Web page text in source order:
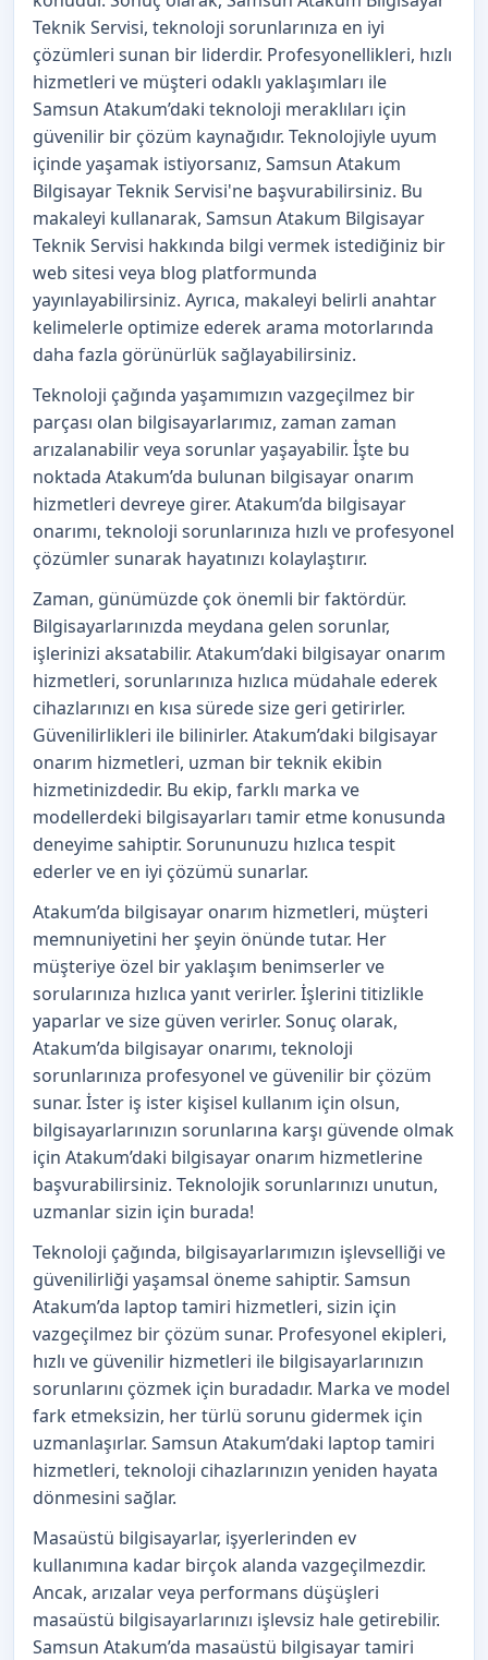
Teknik Servisi, teknoloji sorunlarınıza en iyi
çözümleri sunan bir liderdir. Profesyonellikleri, hızlı
hizmetleri ve müşteri odaklı yaklaşımları ile
Samsun Atakum’daki teknoloji meraklıları için
güvenilir bir çözüm kaynağıdır. Teknolojiyle uyum
içinde yaşamak istiyorsanız, Samsun Atakum
Bilgisayar Teknik Servisi'ne başvurabilirsiniz. Bu
makaleyi kullanarak, Samsun Atakum Bilgisayar
Teknik Servisi hakkında bilgi vermek istediğiniz bir
web sitesi veya blog platformunda
yayınlayabilirsiniz. Ayrıca, makaleyi belirli anahtar
kelimelerle optimize ederek arama motorlarında
daha fazla görünürlük sağlayabilirsiniz.
Teknoloji çağında yaşamımızın vazgeçilmez bir
parçası olan bilgisayarlarımız, zaman zaman
arızalanabilir veya sorunlar yaşayabilir. İşte bu
noktada Atakum’da bulunan bilgisayar onarım
hizmetleri devreye girer. Atakum’da bilgisayar
onarımı, teknoloji sorunlarınıza hızlı ve profesyonel
çözümler sunarak hayatınızı kolaylaştırır.
Zaman, günümüzde çok önemli bir faktördür.
Bilgisayarlarınızda meydana gelen sorunlar,
işlerinizi aksatabilir. Atakum’daki bilgisayar onarım
hizmetleri, sorunlarınıza hızlıca müdahale ederek
cihazlarınızı en kısa sürede size geri getirirler.
Güvenilirlikleri ile bilinirler. Atakum’daki bilgisayar
onarım hizmetleri, uzman bir teknik ekibin
hizmetinizdedir. Bu ekip, farklı marka ve
modellerdeki bilgisayarları tamir etme konusunda
deneyime sahiptir. Sorununuzu hızlıca tespit
ederler ve en iyi çözümü sunarlar.
Atakum’da bilgisayar onarım hizmetleri, müşteri
memnuniyetini her şeyin önünde tutar. Her
müşteriye özel bir yaklaşım benimserler ve
sorularınıza hızlıca yanıt verirler. İşlerini titizlikle
yaparlar ve size güven verirler. Sonuç olarak,
Atakum’da bilgisayar onarımı, teknoloji
sorunlarınıza profesyonel ve güvenilir bir çözüm
sunar. İster iş ister kişisel kullanım için olsun,
bilgisayarlarınızın sorunlarına karşı güvende olmak
için Atakum’daki bilgisayar onarım hizmetlerine
başvurabilirsiniz. Teknolojik sorunlarınızı unutun,
uzmanlar sizin için burada!
Teknoloji çağında, bilgisayarlarımızın işlevselliği ve
güvenilirliği yaşamsal öneme sahiptir. Samsun
Atakum’da laptop tamiri hizmetleri, sizin için
vazgeçilmez bir çözüm sunar. Profesyonel ekipleri,
hızlı ve güvenilir hizmetleri ile bilgisayarlarınızın
sorunlarını çözmek için buradadır. Marka ve model
fark etmeksizin, her türlü sorunu gidermek için
uzmanlaşırlar. Samsun Atakum’daki laptop tamiri
hizmetleri, teknoloji cihazlarınızın yeniden hayata
dönmesini sağlar.
Masaüstü bilgisayarlar, işyerlerinden ev
kullanımına kadar birçok alanda vazgeçilmezdir.
Ancak, arızalar veya performans düşüşleri
masaüstü bilgisayarlarınızı işlevsiz hale getirebilir.
Samsun Atakum’da masaüstü bilgisayar tamiri